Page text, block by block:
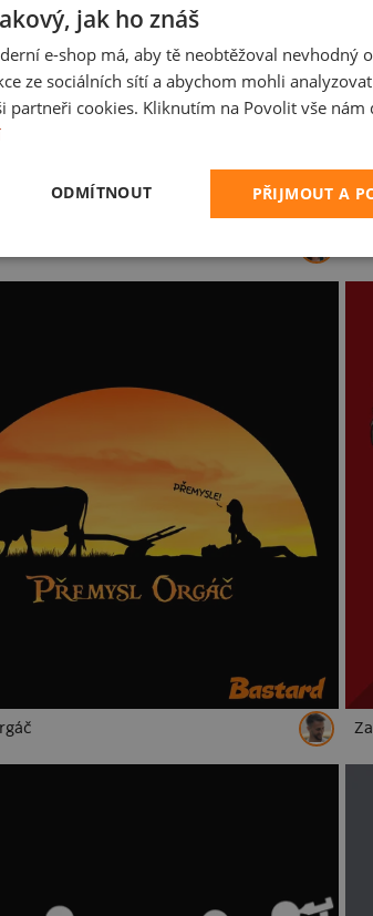
jak ho znáš
e-shop má, aby tě neobtěžoval nevhodný
ze sociálních sítí a abychom mohli
partneři cookies. Kliknutím na Povolit vše nám
PŘIJMOUT A
ODMÍTNOUT